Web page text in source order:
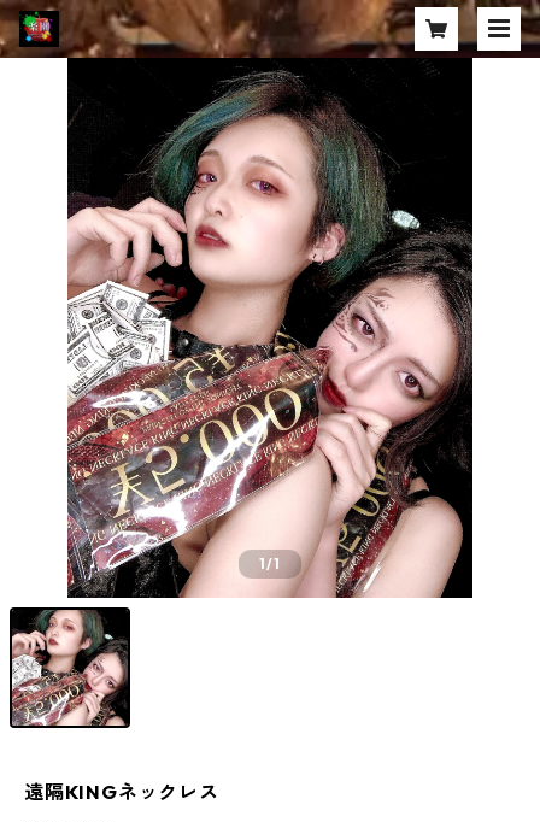
1/1
遠隔KINGネックレス